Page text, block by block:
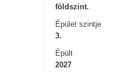
földszint.
Épület szintje
3.
Épült
2027